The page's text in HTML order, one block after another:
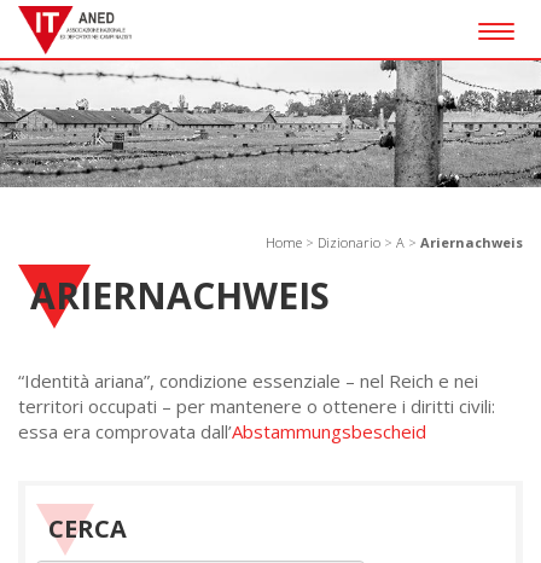
Home > Dizionario > A > Ariernachweis
ARIERNACHWEIS
“Identità ariana”, condizione essenziale – nel Reich e nei
territori occupati – per mantenere o ottenere i diritti civili:
essa era comprovata dall’Abstammungsbescheid
CERCA